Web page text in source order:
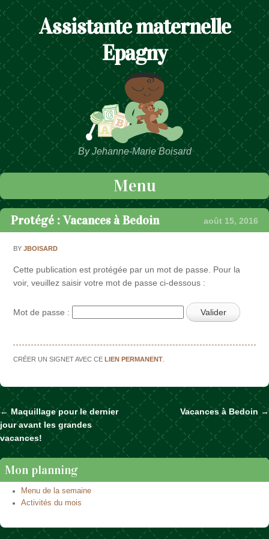
Assistante maternelle
Epagny
By Jehanne-Marie Boisard
Menu
Passer au contenu
Protégé : Vacances à Bedoin août 15, 2016
BYJBOISARD
Cette publication est protégée par un mot de passe. Pour la
voir, veuillez saisir votre mot de passe ci-dessous :
Mot de passe :
CRÉER UN SIGNET AVEC CELIEN PERMANENT
Naviguer dans les articles
← Maquillage pour le dernier
jour avant les grandes
vacances!
Vacances à Bedoin →
Mon planning
Menu de la semaine
Activités du mois